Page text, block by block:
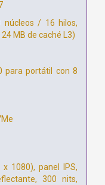
núcleos / 16 hilos,
MB de caché L3)
para portátil con 8
x 1080), panel IPS,
300 nits,